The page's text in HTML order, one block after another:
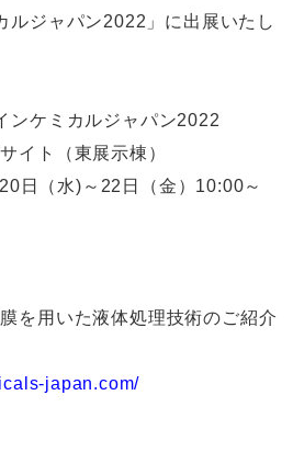
ルジャパン2022」に出展いたし
ンケミカルジャパン2022
ト（東展示棟）
（水)～22日（金）10:00～
を用いた液体処理技術のご紹介
japan.com/